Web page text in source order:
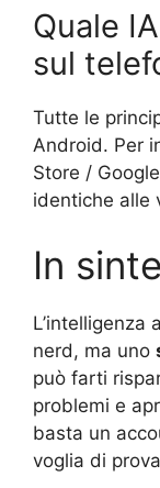
Quale
sul
Tutte le
Android. Per
Store /
identiche alle
In
L’intelligenza
nerd, ma uno
può farti
problemi e
basta un
voglia di